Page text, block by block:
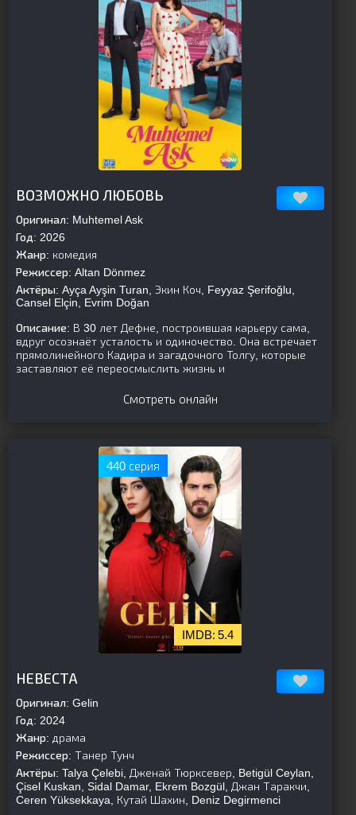
ВОЗМОЖНО ЛЮБОВЬ
Оригинал: Muhtemel Ask
Год: 2026
Жанр: комедия
Режиссер: Altan Dönmez
Актёры: Ayça Ayşin Turan, Экин Коч, Feyyaz Şerifoğlu,
Cansel Elçin, Evrim Doğan
Описание: В 30 лет Дефне, построившая карьеру сама,
вдруг осознаёт усталость и одиночество. Она встречает
прямолинейного Кадира и загадочного Толгу, которые
заставляют её переосмыслить жизнь и
Смотреть онлайн
440 серия
5.4
НЕВЕСТА
Оригинал: Gelin
Год: 2024
Жанр: драма
Режиссер: Танер Тунч
Актёры: Talya Çelebi, Дженай Тюрксевер, Betigül Ceylan,
Çisel Kuskan, Sidal Damar, Ekrem Bozgül, Джан Таракчи,
Ceren Yüksekkaya, Кутай Шахин, Deniz Degirmenci